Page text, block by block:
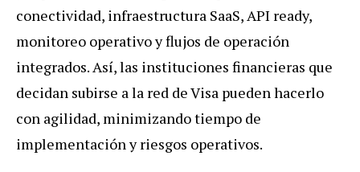
conectividad, infraestructura SaaS, API ready,
monitoreo operativo y flujos de operación
integrados. Así, las instituciones financieras que
decidan subirse a la red de Visa pueden hacerlo
con agilidad, minimizando tiempo de
implementación y riesgos operativos.